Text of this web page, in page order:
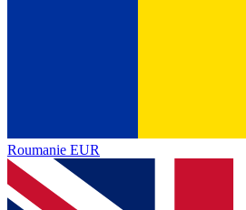
Roumanie EUR